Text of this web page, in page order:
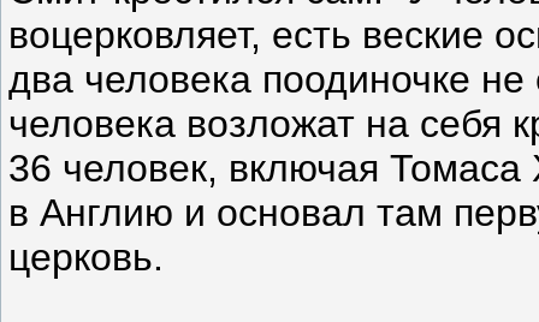
воцерковляет, есть веские
два человека поодиночке не
человека возложат на себя
36 человек, включая
в Англию и основал там
церковь.